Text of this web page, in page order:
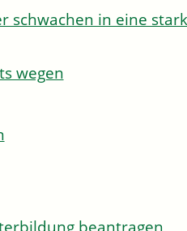
schwachen in eine
wegen